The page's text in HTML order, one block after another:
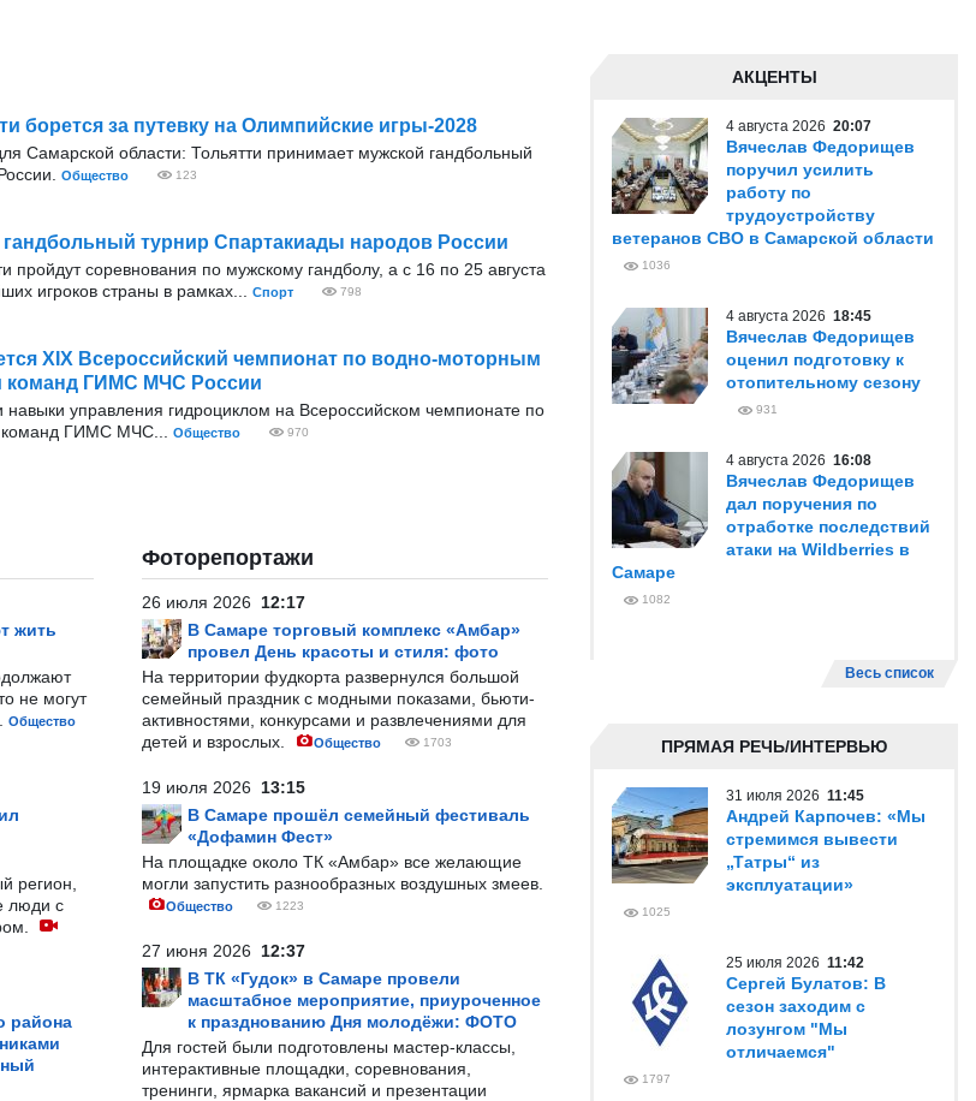
борется за путевку на Олимпийские игры-2028
Самарской области: Тольятти принимает мужской гандбольный
Общество 123
гандбольный турнир Спартакиады народов России
пройдут соревнования по мужскому гандболу, а с 16 по 25 августа
игроков страны в рамках...
Спорт 798
XIХ Всероссийский чемпионат по водно-моторным
команд ГИМС МЧС России
управления гидроциклом на Всероссийском чемпионате по
команд ГИМС МЧС...
Общество 970
жить
не могут
Общество
регион,
люди с
района
Фоторепортажи
26 июля 2026 12:17
В Самаре торговый комплекс «Амбар»
провел День красоты и стиля: фото
На территории фудкорта развернулся большой
семейный праздник с модными показами, бьюти-
активностями, конкурсами и развлечениями для
детей и взрослых.
Общество 1703
19 июля 2026 13:15
В Самаре прошёл семейный фестиваль
«Дофамин Фест»
На площадке около ТК «Амбар» все желающие
могли запустить разнообразных воздушных змеев.
Общество 1223
27 июня 2026 12:37
В ТК «Гудок» в Самаре провели
масштабное мероприятие, приуроченное
к празднованию Дня молодёжи: ФОТО
Для гостей были подготовлены мастер-классы,
интерактивные площадки, соревнования,
тренинги, ярмарка вакансий и презентации
АКЦЕНТЫ
4 августа 2026 20:07
Вячеслав Федорищев
поручил усилить
работу по
трудоустройству
ветеранов СВО в Самарской области
1036
4 августа 2026 18:45
Вячеслав Федорищев
оценил подготовку к
отопительному сезону
931
4 августа 2026 16:08
Вячеслав Федорищев
дал поручения по
отработке последствий
атаки на Wildberries в
Самаре
1082
Весь список
ПРЯМАЯ РЕЧЬ/ИНТЕРВЬЮ
31 июля 2026 11:45
Андрей Карпочев: «Мы
стремимся вывести
„Татры“ из
эксплуатации»
1025
25 июля 2026 11:42
Сергей Булатов: В
сезон заходим с
лозунгом "Мы
отличаемся"
1797